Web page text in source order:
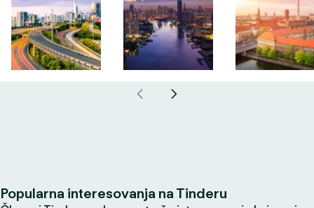
Popularna interesovanja na Tinderu